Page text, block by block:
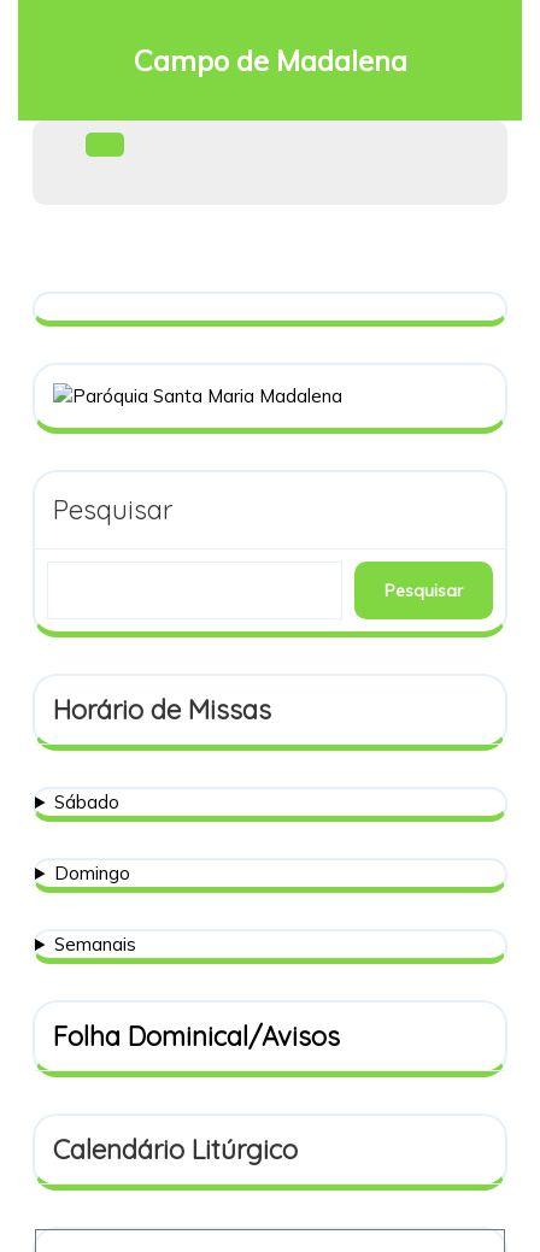
Campo de Madalena
Pesquisar
Pesquisar
Horário de Missas
Sábado
Domingo
Semanais
Folha Dominical/Avisos
Calendário Litúrgico